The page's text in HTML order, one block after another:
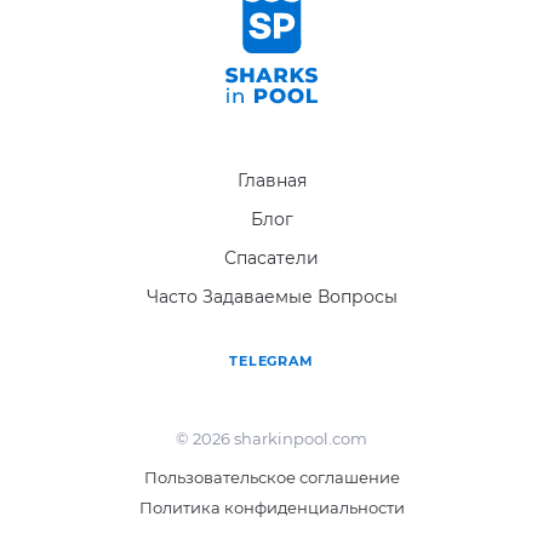
TELEGRAM
Главная
Блог
Спасатели
Часто Задаваемые Вопросы
© 2026 sharkinpool.com
Пользовательское соглашение
Политика конфиденциальности